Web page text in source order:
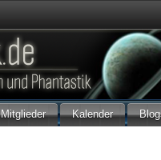
Mitglieder Kalender